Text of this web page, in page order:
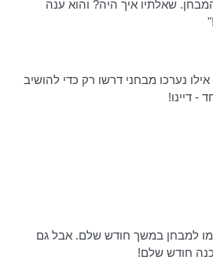
שאלתיו איך היה? והוא ענה
נערכו מבחני דרשו רק כדי להושיב
- דיינו!
למבחן במשך חודש שלם. אבל גם
חודש שלם!